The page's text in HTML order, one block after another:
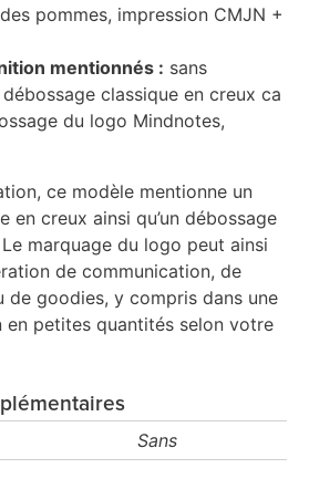
pommes, impression CMJN +
mentionnés : sans
classique en creux ca
du logo Mindnotes,
ce modèle mentionne un
en creux ainsi qu’un débossage
marquage du logo peut ainsi
de communication, de
de goodies, y compris dans une
petites quantités selon votre
Sans